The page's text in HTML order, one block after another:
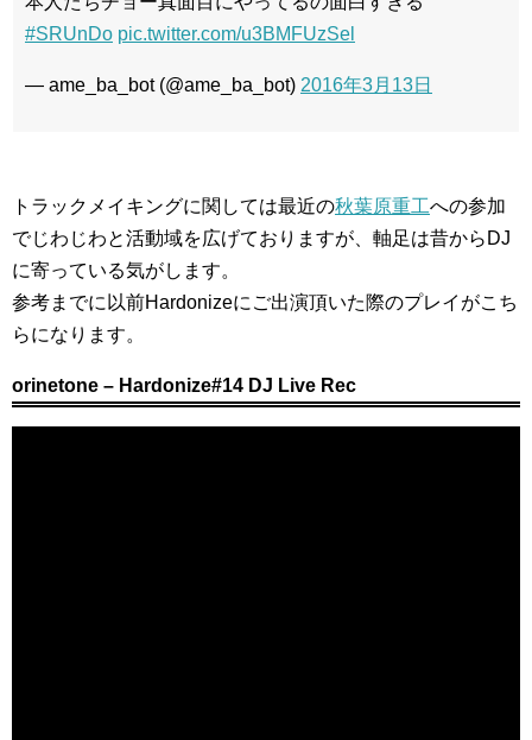
#SRUnDo pic.twitter.com/u3BMFUzSel
— ame_ba_bot (@ame_ba_bot) 2016年3月13日
トラックメイキングに関しては最近の秋葉原重工への参加
でじわじわと活動域を広げておりますが、軸足は昔からDJ
に寄っている気がします。
参考までに以前Hardonizeにご出演頂いた際のプレイがこち
らになります。
orinetone – Hardonize#14 DJ Live Rec